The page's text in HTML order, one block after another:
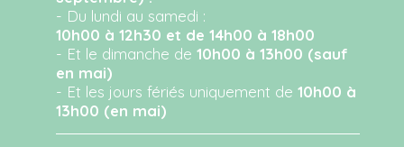
- Du lundi au samedi :
10h00 à 12h30 et de 14h00 à 18h00
- Et le dimanche de10h00 à 13h00 (sauf
en mai)
- Et les jours fériés uniquement de10h00 à
13h00 (en mai)